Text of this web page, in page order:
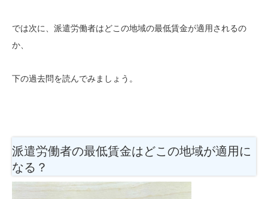
では次に、派遣労働者はどこの地域の最低賃金が適用されるの
か、
下の過去問を読んでみましょう。
派遣労働者の最低賃金はどこの地域が適用に
なる？